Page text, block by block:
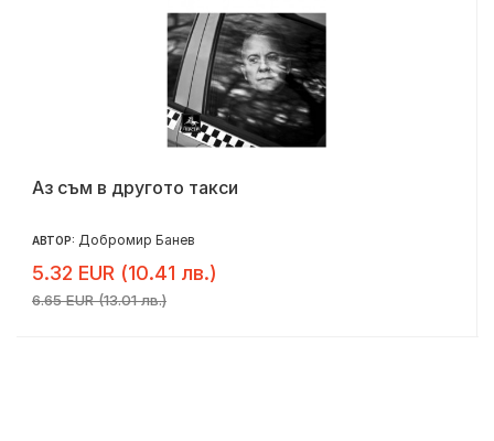
Аз съм в другото такси
АВТОР: Добромир Банев
5.32 EUR (10.41 лв.)
6.65 EUR (13.01 лв.)